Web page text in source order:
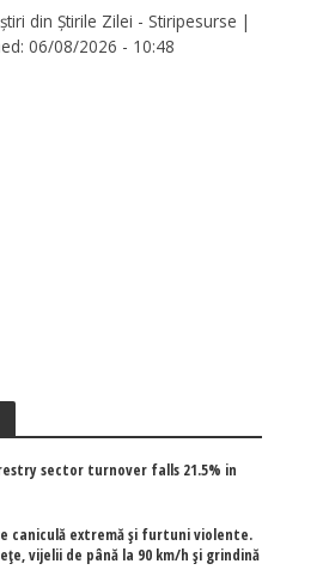
din Știrile Zilei - Stiripesurse |
06/08/2026 - 10:48
sector turnover falls 21.5% in
caniculă extremă și furtuni violente.
vijelii de până la 90 km/h și grindină